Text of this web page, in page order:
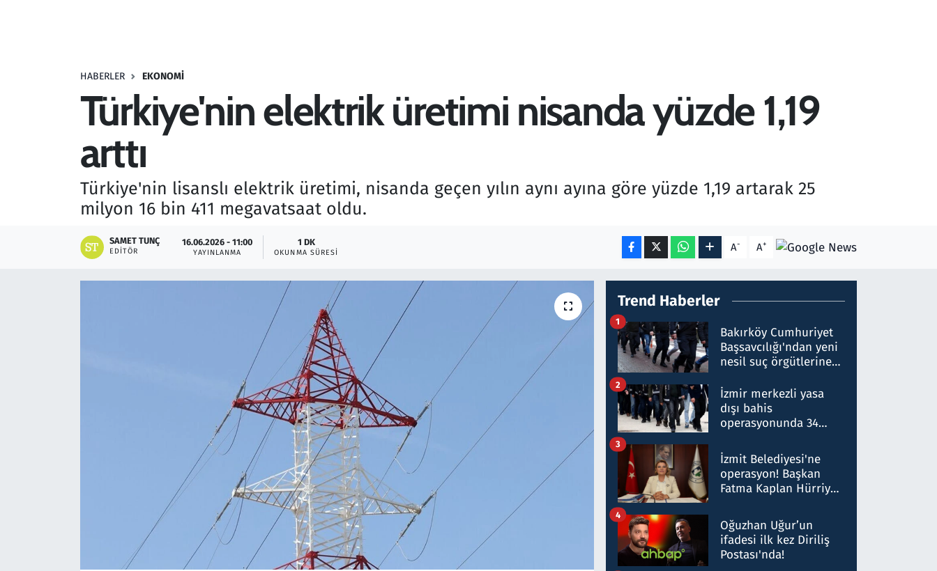
HABERLER EKONOMI
Türkiye'nin elektrik üretimi nisanda yüzde 1,19
arttı
Türkiye'nin lisanslı elektrik üretimi, nisanda geçen yılın aynı ayına göre yüzde 1,19 artarak 25
milyon 16 bin 411 megavatsaat oldu.
SAMET TUNÇ
EDITÖR
16.06.2026 - 11:00
YAYINLANMA
1 DK
OKUNMA SÜRESI A- A+
Trend Haberler
Bakırköy Cumhuriyet
Başsavcılığı'ndan yeni
nesil suç örgütlerine
hakkında gözaltı kararı
1
İzmir merkezli yasa
dışı bahis
operasyonunda 34
Milyar liralık para
trafiği tespit edildi
2
İzmit Belediyesi'ne
operasyon! Başkan
Fatma Kaplan Hürriyet
3
Oğuzhan Uğur’un
ifadesi ilk kez Diriliş
Postası'nda!
4
Savunma Sanayi
Teknoloji ve Bilim
Televizyon